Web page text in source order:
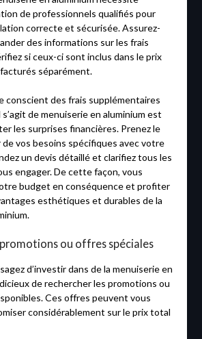
de professionnels qualifiés pour
correcte et sécurisée. Assurez-
des informations sur les frais
si ceux-ci sont inclus dans le prix
séparément.
conscient des frais supplémentaires
de menuiserie en aluminium est
les surprises financières. Prenez le
vos besoins spécifiques avec votre
un devis détaillé et clarifiez tous les
engager. De cette façon, vous
budget en conséquence et profiter
esthétiques et durables de la
ou offres spéciales
d’investir dans de la menuiserie en
de rechercher les promotions ou
Ces offres peuvent vous
considérablement sur le prix total